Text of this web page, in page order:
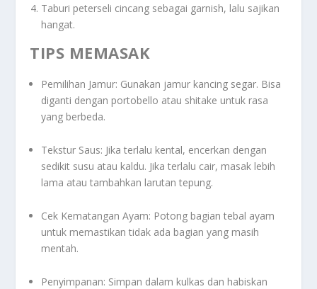
Taburi peterseli cincang sebagai garnish, lalu sajikan
hangat.
TIPS MEMASAK
Pemilihan Jamur: Gunakan jamur kancing segar. Bisa
diganti dengan portobello atau shitake untuk rasa
yang berbeda.
Tekstur Saus: Jika terlalu kental, encerkan dengan
sedikit susu atau kaldu. Jika terlalu cair, masak lebih
lama atau tambahkan larutan tepung.
Cek Kematangan Ayam: Potong bagian tebal ayam
untuk memastikan tidak ada bagian yang masih
mentah.
Penyimpanan: Simpan dalam kulkas dan habiskan